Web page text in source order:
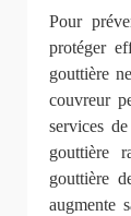
Pour
protéger
gouttière
couvreur
services
gouttière
gouttière
augmente